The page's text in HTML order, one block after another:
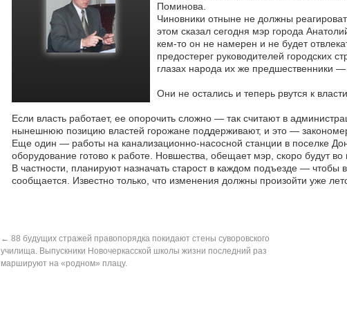
Поминова.
Чиновники отныне не должны
этом сказал сегодня мэр города
кем-то он не намерен и не будет
предостерег руководителей городских
глазах народа их же предшественники
Они не остались и теперь рвутся к
Если власть работает, ее опорочить сложно — так считают в
нынешнюю позицию властей горожане поддерживают, и это —
Еще один — работы на канализационно-насосной станции в поселке
оборудование готово к работе. Новшества, обещает мэр, скоро будут
В частности, планируют назначать старост в каждом подъезде — чтобы
сообщается. Известно только, что изменения должны произойти уже
← 88 будущих стражей правопорядка покидают стены суворовского
училища. Выпускники Новочеркасской школы жизни последний раз
маршируют на «родном» плацу.